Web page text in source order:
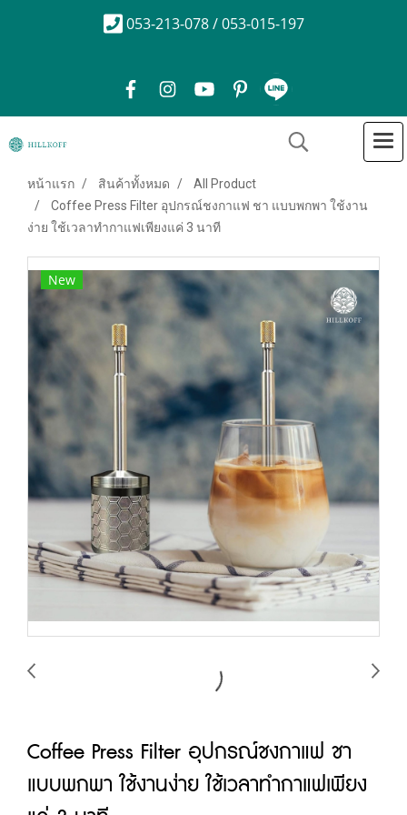
053-213-078 / 053-015-197
หน้าแรก สินค้าทั้งหมด
All Product
Coffee Press Filter อุปกรณ์ชงกาแฟ ชา แบบพกพา ใช้งาน
ง่าย ใช้เวลาทำกาแฟเพียงแค่ 3 นาที
New
Coffee Press Filter อุปกรณ์ชงกาแฟ ชา
แบบพกพา ใช้งานง่าย ใช้เวลาทำกาแฟเพียง